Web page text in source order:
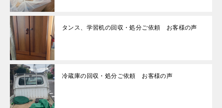
タンス、学習机の回収・処分ご依頼 お客様の声
冷蔵庫の回収・処分ご依頼 お客様の声